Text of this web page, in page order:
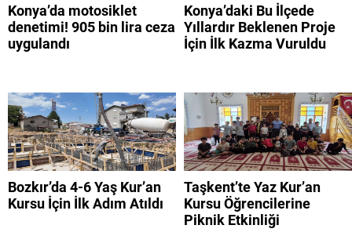
Konya’da motosiklet
denetimi! 905 bin lira ceza
uygulandı
Konya’daki Bu İlçede
Yıllardır Beklenen Proje
İçin İlk Kazma Vuruldu
Bozkır’da 4-6 Yaş Kur’an
Kursu İçin İlk Adım Atıldı
Taşkent’te Yaz Kur’an
Kursu Öğrencilerine
Piknik Etkinliği